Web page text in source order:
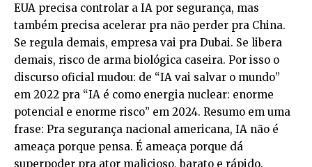
EUA precisa controlar a IA por segurança, mas
também precisa acelerar pra não perder pra China.
Se regula demais, empresa vai pra Dubai. Se libera
demais, risco de arma biológica caseira. Por isso o
discurso oficial mudou: de “IA vai salvar o mundo”
em 2022 pra “IA é como energia nuclear: enorme
potencial e enorme risco” em 2024. Resumo em uma
frase: Pra segurança nacional americana, IA não é
ameaça porque pensa. É ameaça porque dá
superpoder pra ator malicioso, barato e rápido.